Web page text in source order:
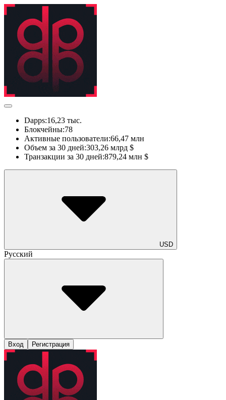
Dapps:16,23 тыс.
Блокчейны:78
Активные пользователи:66,47 млн
Объем за 30 дней:303,26 млрд $
Транзакции за 30 дней:879,24 млн $
USD
Русский
Вход Регистрация